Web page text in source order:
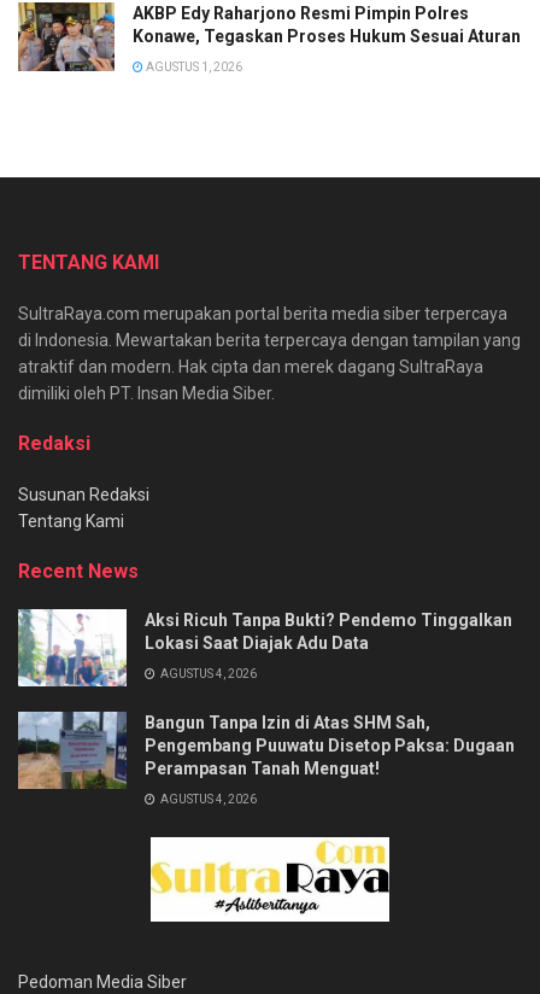
AKBP Edy Raharjono Resmi Pimpin Polres
Konawe, Tegaskan Proses Hukum Sesuai Aturan
AGUSTUS 1, 2026
TENTANG KAMI
SultraRaya.com merupakan portal berita media siber terpercaya
di Indonesia. Mewartakan berita terpercaya dengan tampilan yang
atraktif dan modern. Hak cipta dan merek dagang SultraRaya
dimiliki oleh PT. Insan Media Siber.
Redaksi
Susunan Redaksi
Tentang Kami
Recent News
Aksi Ricuh Tanpa Bukti? Pendemo Tinggalkan
Lokasi Saat Diajak Adu Data
AGUSTUS 4, 2026
Bangun Tanpa Izin di Atas SHM Sah,
Pengembang Puuwatu Disetop Paksa: Dugaan
Perampasan Tanah Menguat!
AGUSTUS 4, 2026
Pedoman Media Siber